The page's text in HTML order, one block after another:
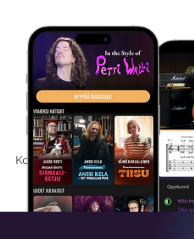
Kokeile
Kokeilemalla ilmaiseksi saat koko
viikon ajaksi.